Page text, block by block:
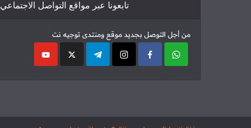
تابعونا عبر مواقع التواصل الاجتماعي
من أجل التوصل بجديد موقع ومنتدى توجيه نت